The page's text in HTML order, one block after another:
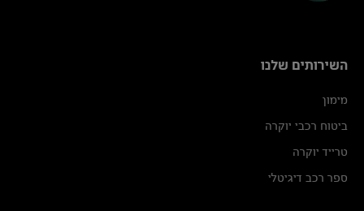
השירותים שלנו
מימון
ביטוח רכבי יוקרה
טרייד יוקרה
ספר רכב דיגיטלי